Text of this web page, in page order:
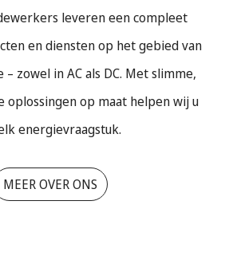
leveren een compleet
en diensten op het gebied van
zowel in AC als DC. Met slimme,
oplossingen op maat helpen wij u
energievraagstuk.
MEER OVER ONS